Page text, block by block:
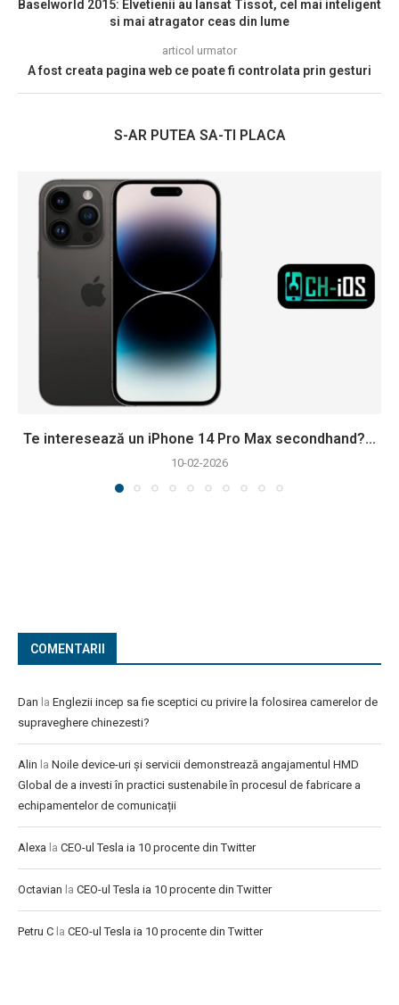
Baselworld 2015: Elvetienii au lansat Tissot, cel mai inteligent
si mai atragator ceas din lume
articol urmator
A fost creata pagina web ce poate fi controlata prin gesturi
S-AR PUTEA SA-TI PLACA
Te interesează un iPhone 14 Pro Max secondhand?...
10-02-2026
COMENTARII
Dan la Englezii incep sa fie sceptici cu privire la folosirea camerelor de
supraveghere chinezesti?
Alin la Noile device-uri și servicii demonstrează angajamentul HMD
Global de a investi în practici sustenabile în procesul de fabricare a
echipamentelor de comunicații
Alexa la CEO-ul Tesla ia 10 procente din Twitter
Octavian la CEO-ul Tesla ia 10 procente din Twitter
Petru C la CEO-ul Tesla ia 10 procente din Twitter